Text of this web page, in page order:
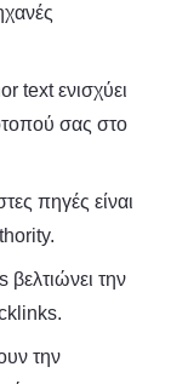
text ενισχύει
σας στο
πηγές είναι
την
την